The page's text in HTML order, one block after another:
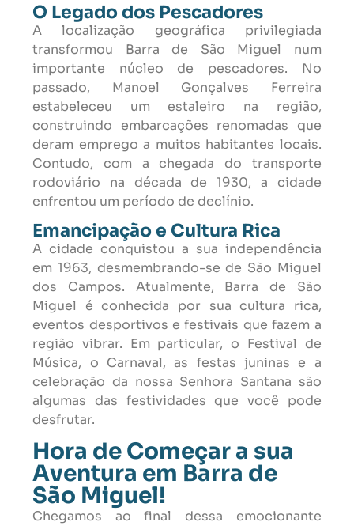
O Legado dos Pescadores
A localização geográfica privilegiada
transformou Barra de São Miguel num
importante núcleo de pescadores. No
passado, Manoel Gonçalves Ferreira
estabeleceu um estaleiro na região,
construindo embarcações renomadas que
deram emprego a muitos habitantes locais.
Contudo, com a chegada do transporte
rodoviário na década de 1930, a cidade
enfrentou um período de declínio.
Emancipação e Cultura Rica
A cidade conquistou a sua independência
em 1963, desmembrando-se de São Miguel
dos Campos. Atualmente, Barra de São
Miguel é conhecida por sua cultura rica,
eventos desportivos e festivais que fazem a
região vibrar. Em particular, o Festival de
Música, o Carnaval, as festas juninas e a
celebração da nossa Senhora Santana são
algumas das festividades que você pode
desfrutar.
Hora de Começar a sua
Aventura em Barra de
São Miguel!
Chegamos ao final dessa emocionante